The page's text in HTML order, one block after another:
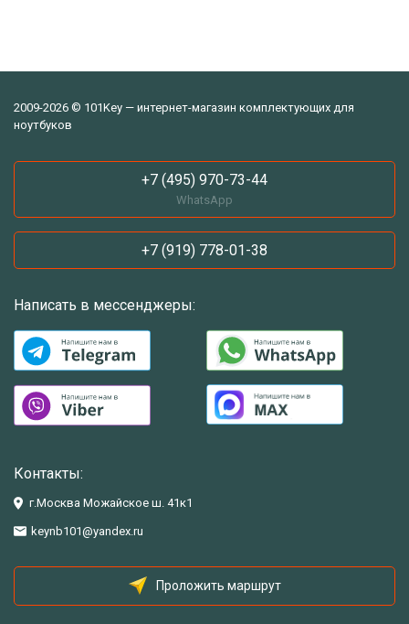
2009-2026 © 101Key — интернет-магазин комплектующих для
ноутбуков
+7 (495) 970-73-44
WhatsApp
+7 (919) 778-01-38
Написать в мессенджеры:
Контакты:
г.Москва Можайское ш. 41к1
keynb101@yandex.ru
Проложить маршрут